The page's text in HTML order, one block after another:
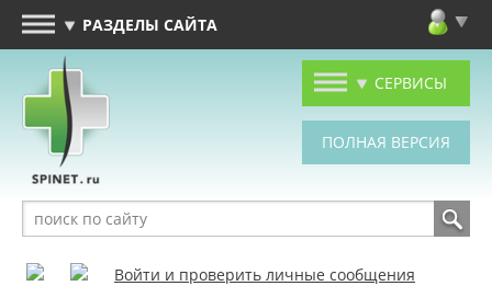
РАЗДЕЛЫ САЙТА
СЕРВИСЫ
Войти и проверить личные сообщения